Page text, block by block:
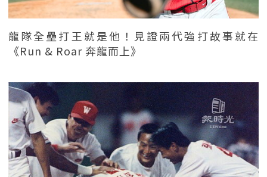
龍隊全壘打王就是他！見證兩代強打故事就在
《Run & Roar 奔龍而上》